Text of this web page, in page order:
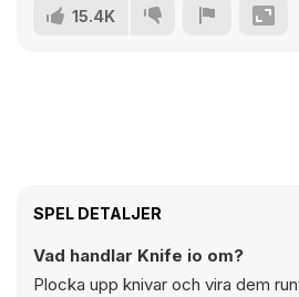
15.4K
SPEL DETALJER
Vad handlar Knife io om?
Plocka upp knivar och vira dem